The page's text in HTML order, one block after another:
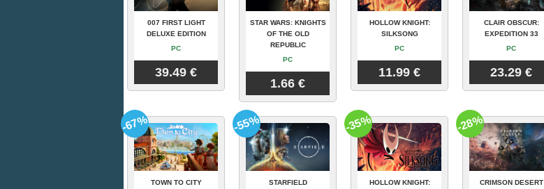
007 FIRST LIGHT
DELUXE EDITION
PC
39.49 €
STAR WARS: KNIGHTS
OF THE OLD
REPUBLIC
PC
1.66 €
HOLLOW KNIGHT:
SILKSONG
PC
11.99 €
CLAIR OBSCUR:
EXPEDITION 33
PC
23.29 €
TOWN TO CITY
-67%
STARFIELD
-55%
HOLLOW KNIGHT:
-35%
CRIMSON DESERT
-28%